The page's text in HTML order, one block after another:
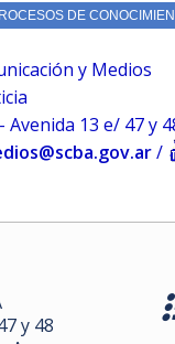
y Medios
- Avenida 13 e/ 47 y
/
y 48